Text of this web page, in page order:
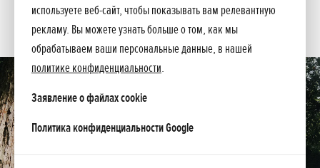
используете веб-сайт, чтобы показывать вам релевантную
рекламу. Вы можете узнать больше о том, как мы
обрабатываем ваши персональные данные, в нашей
политике конфиденциальности.
Заявление о файлах cookie
Политика конфиденциальности Googleopens in a new tab
КОНТАКТЫ